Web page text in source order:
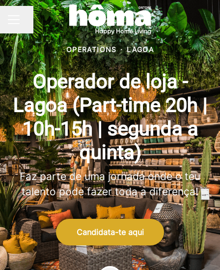
MENU DE CARREIRAS
Partilhar página
OPERATIONS · LAGOA
Operador de loja -
Lagoa (Part-time 20h |
10h-15h | segunda a
quinta)
Faz parte de uma jornada onde o teu
talento pode fazer toda a diferença!
Candidata-te aqui